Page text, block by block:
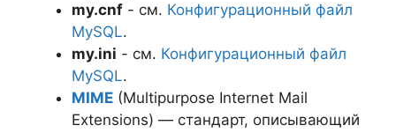
my.cnf - см. Конфигурационный файл
MySQL.
my.ini - см. Конфигурационный файл
MySQL.
MIME (Multipurpose Internet Mail
Extensions) — стандарт, описывающий